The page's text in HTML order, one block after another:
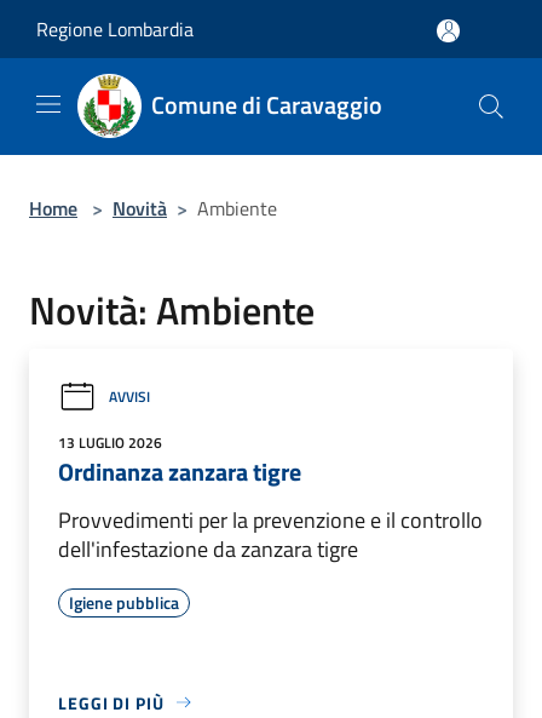
Regione Lombardia
Comune di Caravaggio
Home > Novità > Ambiente
Novità: Ambiente
AVVISI
13 LUGLIO 2026
Ordinanza zanzara tigre
Provvedimenti per la prevenzione e il controllo
dell'infestazione da zanzara tigre
Igiene pubblica
LEGGI DI PIÙ